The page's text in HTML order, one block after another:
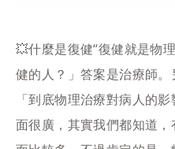
💥什麼是復健“復健就是物
健的人？」答案是治療師
「到底物理治療對病人的
面很廣，其實我們都知道